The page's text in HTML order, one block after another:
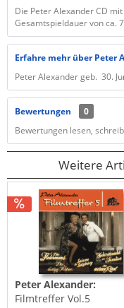
Die Peter Alexander CD
Gesamtspieldauer von ca.
Erfahre mehr über Peter
Peter Alexander geb. 30.
Bewertungen
0
Bewertungen lesen,
Weitere
Peter Alexander:
Filmtreffer Vol.5